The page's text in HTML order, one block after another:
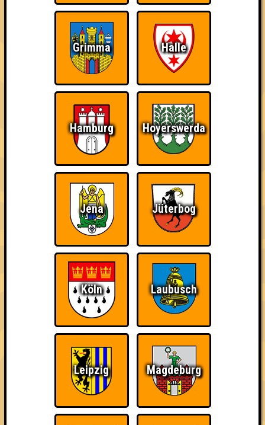
Punkte Angemeldete Teams
1. Die dreiköpfigen Affen
17
16 46
2. Die perforierten Pufflolsterfolien
17 14 44
3. Nur für Schnaps da
16 13 13 42
4. E=mc Hammer
41
4. Dilettantenstadl
17 12 41
15 14 11 40
Grimma Halle
Hamburg Hoyerswerda
Jena Jüterbog
Köln Laubusch
Leipzig Magdeburg